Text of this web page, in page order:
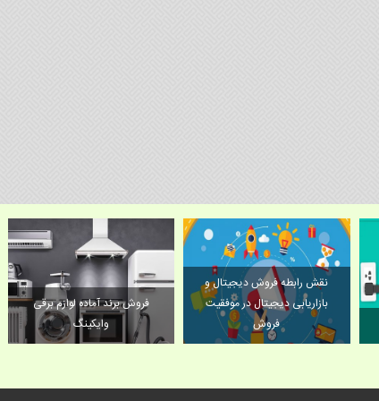
فروش برند آماده لوازم برقی
وايكينگ
نقش رابطه فروش دیجیتال و
بازاریابی دیجیتال در موفقیت
فروش